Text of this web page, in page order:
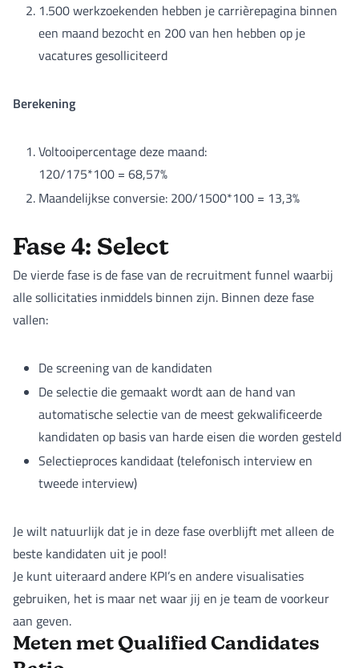
1.500 werkzoekenden hebben je carrièrepagina binnen
een maand bezocht en 200 van hen hebben op je
vacatures gesolliciteerd
Berekening
Voltooipercentage deze maand:
120/175*100 = 68,57%
Maandelijkse conversie: 200/1500*100 = 13,3%
Fase 4: Select
De vierde fase is de fase van de recruitment funnel waarbij
alle sollicitaties inmiddels binnen zijn. Binnen deze fase
vallen:
De screening van de kandidaten
De selectie die gemaakt wordt aan de hand van
automatische selectie van de meest gekwalificeerde
kandidaten op basis van harde eisen die worden gesteld
Selectieproces kandidaat (telefonisch interview en
tweede interview)
Je wilt natuurlijk dat je in deze fase overblijft met alleen de
beste kandidaten uit je pool!
Je kunt uiteraard andere KPI’s en andere visualisaties
gebruiken, het is maar net waar jij en je team de voorkeur
aan geven.
Meten met Qualified Candidates